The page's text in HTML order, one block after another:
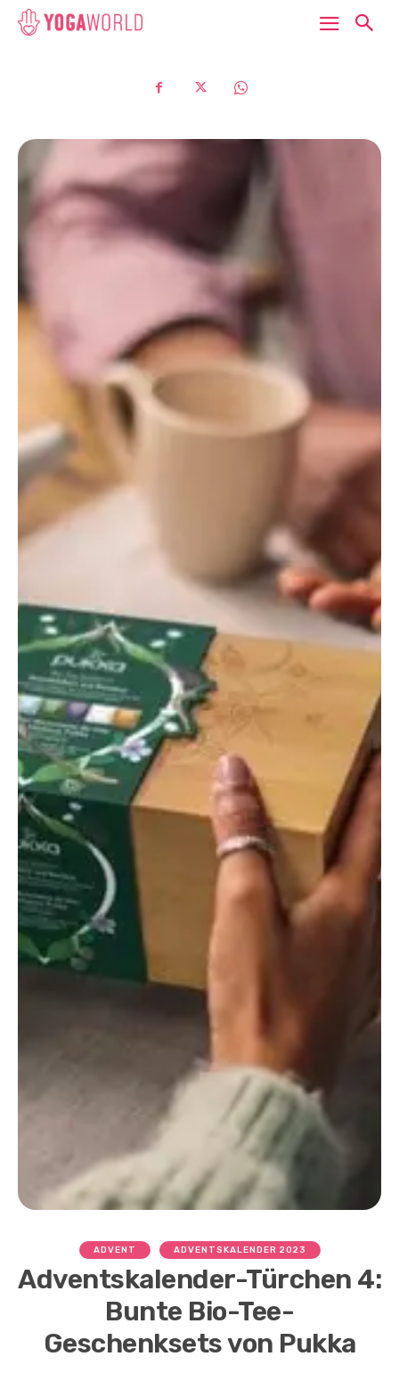
ADVENT ADVENTSKALENDER 2023
Adventskalender-Türchen 4:
Bunte Bio-Tee-
Geschenksets von Pukka